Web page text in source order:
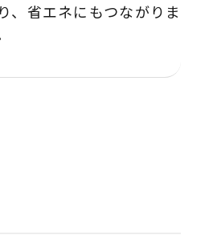
、省エネにもつながりま